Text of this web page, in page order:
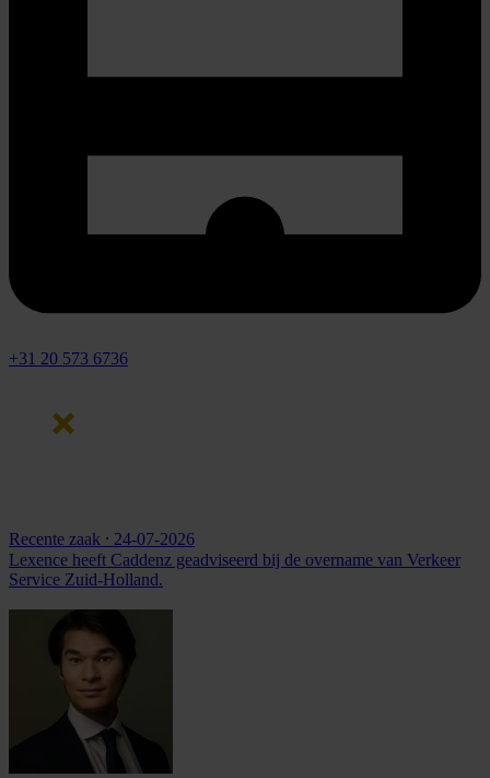
+31 20 573 6736
Recente zaak ⸱ 24-07-2026
Lexence heeft Caddenz geadviseerd bij de overname van Verkeer
Service Zuid-Holland.